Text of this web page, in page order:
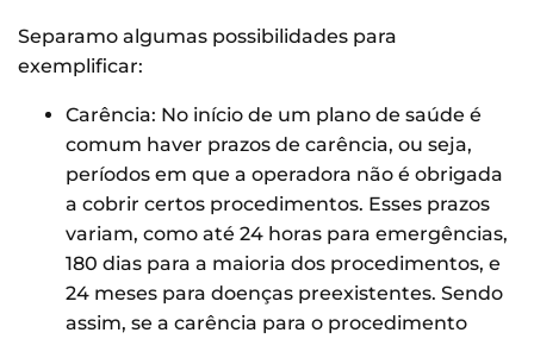
Separamo algumas possibilidades para
exemplificar:
Carência: No início de um plano de saúde é
comum haver prazos de carência, ou seja,
períodos em que a operadora não é obrigada
a cobrir certos procedimentos. Esses prazos
variam, como até 24 horas para emergências,
180 dias para a maioria dos procedimentos, e
24 meses para doenças preexistentes. Sendo
assim, se a carência para o procedimento